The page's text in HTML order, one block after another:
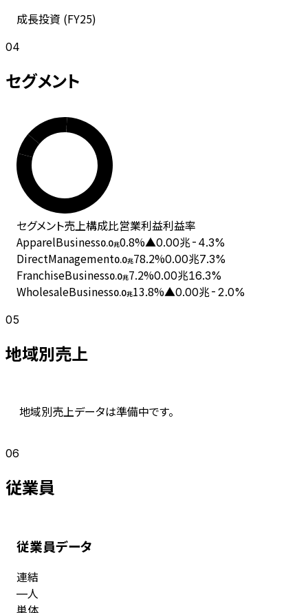
成長投資 (FY25)
04
セグメント
セグメント売上構成比営業利益利益率
ApparelBusiness0.0兆0.8%▲0.00兆-4.3%
DirectManagement0.0兆78.2%0.00兆7.3%
FranchiseBusiness0.0兆7.2%0.00兆16.3%
WholesaleBusiness0.0兆13.8%▲0.00兆-2.0%
05
地域別売上
地域別売上データは準備中です。
06
従業員
従業員データ
連結
—人
単体